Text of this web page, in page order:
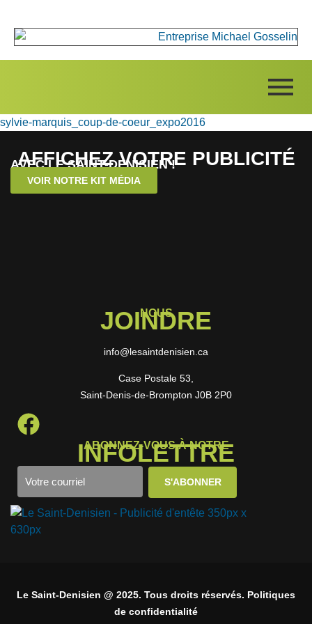
sylvie-marquis_coup-de-coeur_expo2016
AFFICHEZ VOTRE PUBLICITÉ
AVEC LE SAINT-DENISIEN !
VOIR NOTRE KIT MÉDIA
NOUS
JOINDRE
info@lesaintdenisien.ca
Case Postale 53,
Saint-Denis-de-Brompton J0B 2P0
ABONNEZ-VOUS À NOTRE
INFOLETTRE
Le Saint-Denisien @ 2025. Tous droits réservés. Politiques
de confidentialité